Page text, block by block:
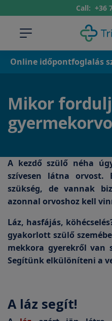
Call: +36
Online időpontfoglalás
Mikor
A kezdő szülő néha
szívesen látna orvost.
szükség, de vannak
azonnal orvoshoz kell
Láz, hasfájás,
gyakorlott szülő
mekkora gyerekről van
Segítünk elkülöníteni a
A láz segít!